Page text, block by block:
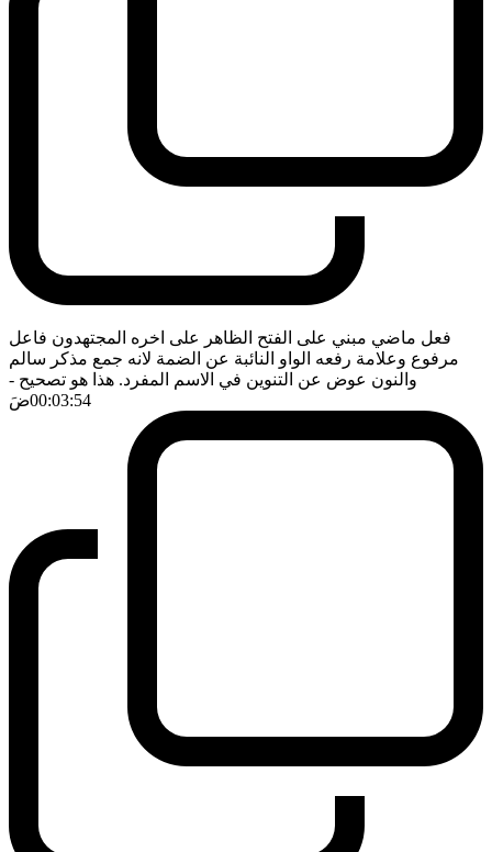
فعل ماضي مبني على الفتح الظاهر على اخره المجتهدون فاعل
مرفوع وعلامة رفعه الواو النائبة عن الضمة لانه جمع مذكر سالم
والنون عوض عن التنوين في الاسم المفرد. هذا هو تصحيح -
00:03:54ضَ